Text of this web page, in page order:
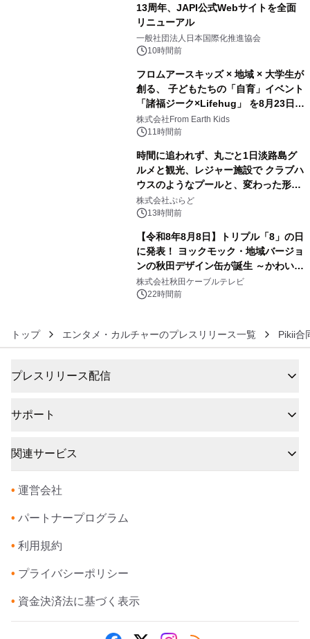
13周年、JAPI公式Webサイトを全面
リニューアル
一般社団法人日本国際化推進協会
10時間前
フロムアースキッズ × 地域 × 大学生が
創る、 子どもたちの「自育」イベント
「諸福ジーク×Lifehug」 を8月23日
(日)開催
株式会社From Earth Kids
11時間前
時間に追われず、丸ごと1日淡路島グ
ルメと観光、レジャー施設で クラブハ
ウスのようなプールと、変わった形の
サウナも 「THE BOXY AWAJI」のお
得な素泊まり連泊プランで
株式会社ぷらど
13時間前
【令和8年8月8日】トリプル「8」の日
に発表！ ヨックモック・地域バージョ
ンの秋田デザイン缶が誕生 ～かわいい
秋田犬の子犬と秋田の四季と名所を巡
るパッケージ～ 9月1日(火)秋田県内で
株式会社秋田ケーブルテレビ
22時間前
トップ エンタメ・カルチャーのプレスリリース一覧 Pikii合
プレスリリース配信
サポート
関連サービス
• 運営会社
• パートナープログラム
• 利用規約
• プライバシーポリシー
• 資金決済法に基づく表示